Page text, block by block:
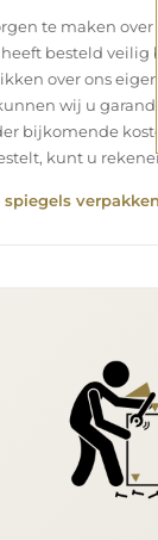
te maken
besteld veilig
over ons
wij u
bijkomende
kunt u